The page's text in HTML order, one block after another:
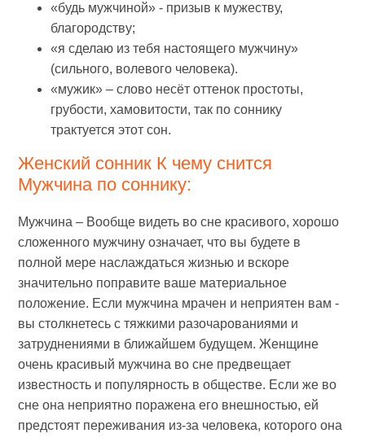
«будь мужчиной» - призыв к мужеству,
благородству;
«я сделаю из тебя настоящего мужчину»
(сильного, волевого человека).
«мужик» – слово несёт оттенок простоты,
грубости, хамовитости, так по соннику
трактуется этот сон.
Женский сонник К чему снится
Мужчина по соннику:
Мужчина – Вообще видеть во сне красивого, хорошо
сложенного мужчину означает, что вы будете в
полной мере наслаждаться жизнью и вскоре
значительно поправите ваше материальное
положение. Если мужчина мрачен и неприятен вам -
вы столкнетесь с тяжкими разочарованиями и
затруднениями в ближайшем будущем. Женщине
очень красивый мужчина во сне предвещает
известность и популярность в обществе. Если же во
сне она неприятно поражена его внешностью, ей
предстоят переживания из-за человека, которого она